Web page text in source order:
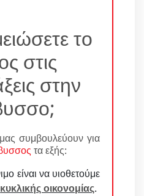
το
στις
στην
μας συμβουλεύουν για
τα εξής:
είναι να υιοθετούμε
κυκλικής οικονομίας.